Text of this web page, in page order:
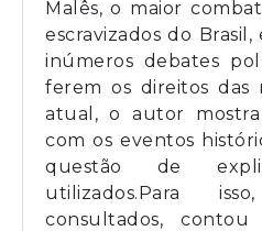
Malês, o maior
escravizados do
inúmeros debates
ferem os direitos das
atual, o autor
com os eventos
questão de
utilizados.Para
consultados,